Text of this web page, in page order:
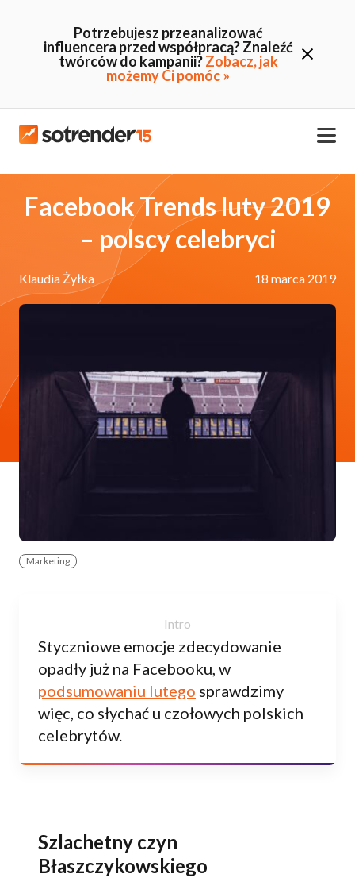
Potrzebujesz przeanalizować
influencera przed współpracą? Znaleźć
twórców do kampanii?Zobacz, jak
możemy Ci pomóc »
Facebook Trends luty 2019
– polscy celebryci
Klaudia Żyłka 18 marca 2019
Marketing
Styczniowe emocje zdecydowanie
opadły już na Facebooku, w
podsumowaniu lutego sprawdzimy
więc, co słychać u czołowych polskich
celebrytów.
Szlachetny czyn
Błaszczykowskiego